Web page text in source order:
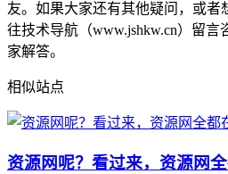
友。如果大家还有其他疑问，或者
往技术导航（www.jshkw.cn）留
家解答。
相似站点
资源网呢？看过来，资源网全